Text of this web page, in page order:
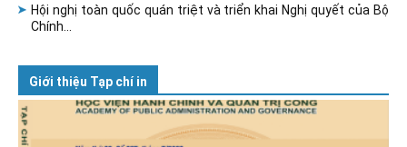
Hội nghị toàn quốc quán triệt và triển khai Nghị quyết của Bộ
Chính...
Giới thiệu Tạp chí in